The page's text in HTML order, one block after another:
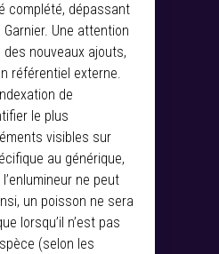
complété, dépassant
Une attention
nouveaux ajouts,
référentiel externe.
de
le plus
visibles sur
au générique,
ne peut
un poisson ne sera
lorsqu’il n’est pas
(selon les